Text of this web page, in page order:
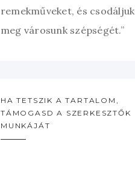
remekműveket, és csodáljuk
meg városunk szépségét.”
HA TETSZIK A TARTALOM,
TÁMOGASD A SZERKESZTŐK
MUNKÁJÁT